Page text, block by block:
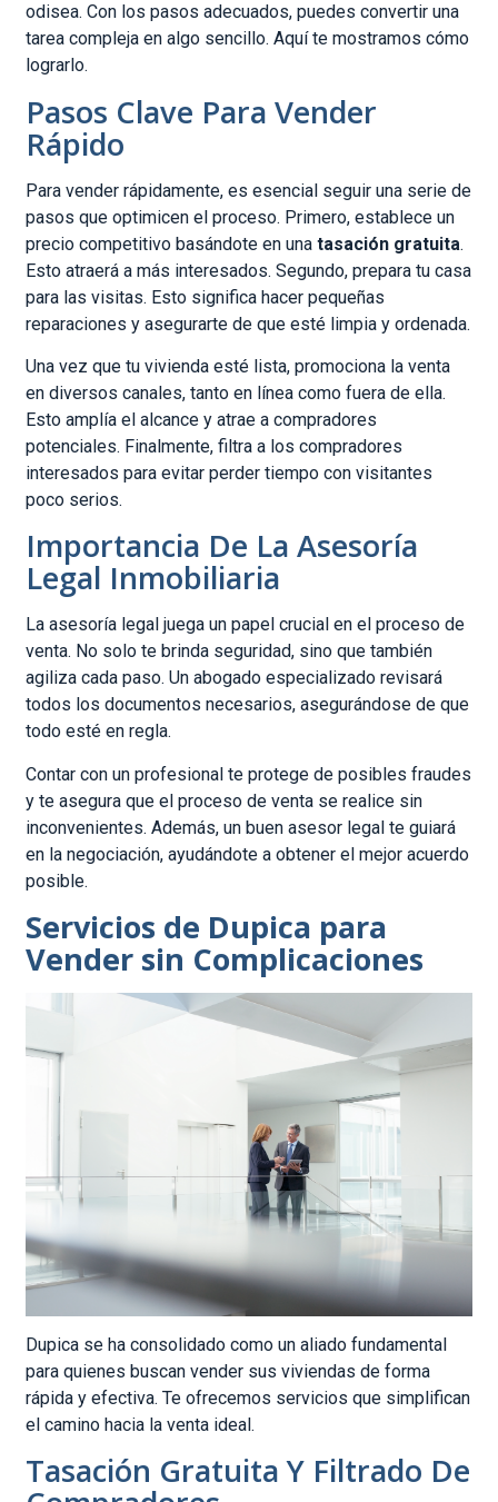
odisea. Con los pasos adecuados, puedes convertir una
tarea compleja en algo sencillo. Aquí te mostramos cómo
lograrlo.
Pasos Clave Para Vender
Rápido
Para vender rápidamente, es esencial seguir una serie de
pasos que optimicen el proceso. Primero, establece un
precio competitivo basándote en unatasación gratuita.
Esto atraerá a más interesados. Segundo, prepara tu casa
para las visitas. Esto significa hacer pequeñas
reparaciones y asegurarte de que esté limpia y ordenada.
Una vez que tu vivienda esté lista, promociona la venta
en diversos canales, tanto en línea como fuera de ella.
Esto amplía el alcance y atrae a compradores
potenciales. Finalmente, filtra a los compradores
interesados para evitar perder tiempo con visitantes
poco serios.
Importancia De La Asesoría
Legal Inmobiliaria
La asesoría legal juega un papel crucial en el proceso de
venta. No solo te brinda seguridad, sino que también
agiliza cada paso. Un abogado especializado revisará
todos los documentos necesarios, asegurándose de que
todo esté en regla.
Contar con un profesional te protege de posibles fraudes
y te asegura que el proceso de venta se realice sin
inconvenientes. Además, un buen asesor legal te guiará
en la negociación, ayudándote a obtener el mejor acuerdo
posible.
Servicios de Dupica para
Vender sin Complicaciones
Dupica se ha consolidado como un aliado fundamental
para quienes buscan vender sus viviendas de forma
rápida y efectiva. Te ofrecemos servicios que simplifican
el camino hacia la venta ideal.
Tasación Gratuita Y Filtrado De